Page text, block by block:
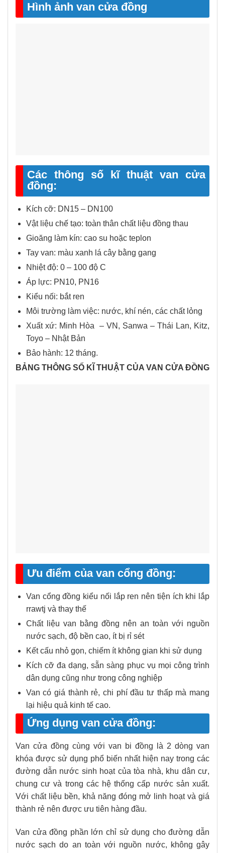
Hình ảnh van cửa đồng
Các thông số kĩ thuật van cửa
đồng:
Kích cỡ: DN15 – DN100
Vật liệu chế tạo: toàn thân chất liệu đồng thau
Gioăng làm kín: cao su hoặc teplon
Tay van: màu xanh lá cây bằng gang
Nhiệt độ: 0 – 100 độ C
Áp lực: PN10, PN16
Kiểu nối: bắt ren
Môi trường làm việc: nước, khí nén, các chất lỏng
Xuất xứ: Minh Hòa – VN, Sanwa – Thái Lan, Kitz,
Toyo – Nhật Bản
Bảo hành: 12 tháng.
BẢNG THÔNG SỐ KĨ THUẬT CỦA VAN CỬA ĐỒNG
Ưu điểm của van cổng đồng:
Van cổng đồng kiểu nối lắp ren nên tiện ích khi lắp
rrawtj và thay thế
Chất liệu van bằng đồng nên an toàn với nguồn
nước sạch, độ bền cao, ít bị rỉ sét
Kết cấu nhỏ gọn, chiếm ít không gian khi sử dụng
Kích cỡ đa dạng, sẵn sàng phục vụ mọi công trình
dân dụng cũng như trong công nghiệp
Van có giá thành rẻ, chi phí đầu tư thấp mà mang
lại hiệu quả kinh tế cao.
Ứng dụng van cửa đồng:
Van cửa đồng cùng với van bi đồng là 2 dòng van
khóa được sử dụng phổ biến nhất hiện nay trong các
đường dẫn nước sinh hoạt của tòa nhà, khu dân cư,
chung cư và trong các hệ thống cấp nước sản xuất.
Với chất liệu bền, khả năng đóng mở linh hoạt và giá
thành rẻ nên được ưu tiên hàng đầu.
Van cửa đồng phần lớn chỉ sử dụng cho đường dẫn
nước sạch do an toàn với nguồn nước, không gây